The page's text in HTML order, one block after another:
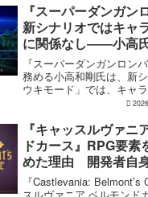
かで、同社はキャラクタ
の魅力だけでなく、ゲ...
『スーパーダンガン
新シナリオではキャ
に関係なし――小高
でもヘイトメールは
『スーパーダンガンロン
務める小高和剛氏は、新
ウキモード」では、キャ
にかかわらず退場させる
作と変わることで、これ
った一面がよ...
『キャッスルヴァニ
ドカース』RPG要素
めた理由 開発者自
ンのつらさを実感
『Castlevania: Belmont’s